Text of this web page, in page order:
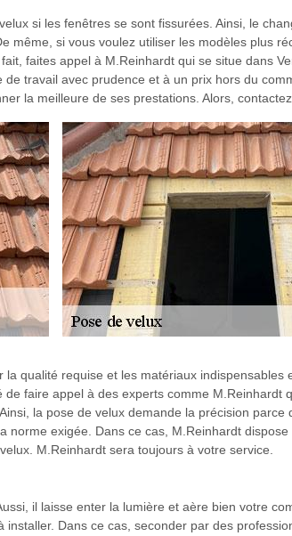
si les fenêtres se sont fissurées. Ainsi, le
même, si vous voulez utiliser les modèles plus
faites appel à M.Reinhardt qui se situe dans
travail avec prudence et à un prix hors du
la meilleure de ses prestations. Alors,
la qualité requise et les matériaux indispensables
faire appel à des experts comme M.Reinhardt
la pose de velux demande la précision parce
norme exigée. Dans ce cas, M.Reinhardt
M.Reinhardt sera toujours à votre service.
il laisse enter la lumière et aère bien votre
Dans ce cas, seconder par des